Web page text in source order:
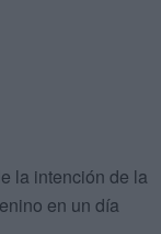
la intención de la
en un día